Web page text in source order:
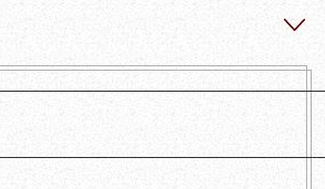
杜甫草堂文创馆 正门